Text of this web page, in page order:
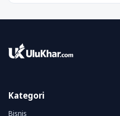
Kategori
Bisnis